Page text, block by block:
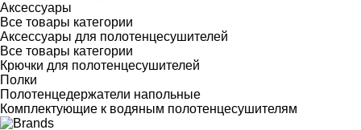
Аксессуары
Все товары категории
Аксессуары для полотенцесушителей
Все товары категории
Крючки для полотенцесушителей
Полки
Полотенцедержатели напольные
Комплектующие к водяным полотенцесушителям